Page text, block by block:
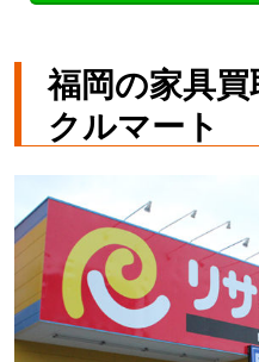
福岡の家具
クルマート